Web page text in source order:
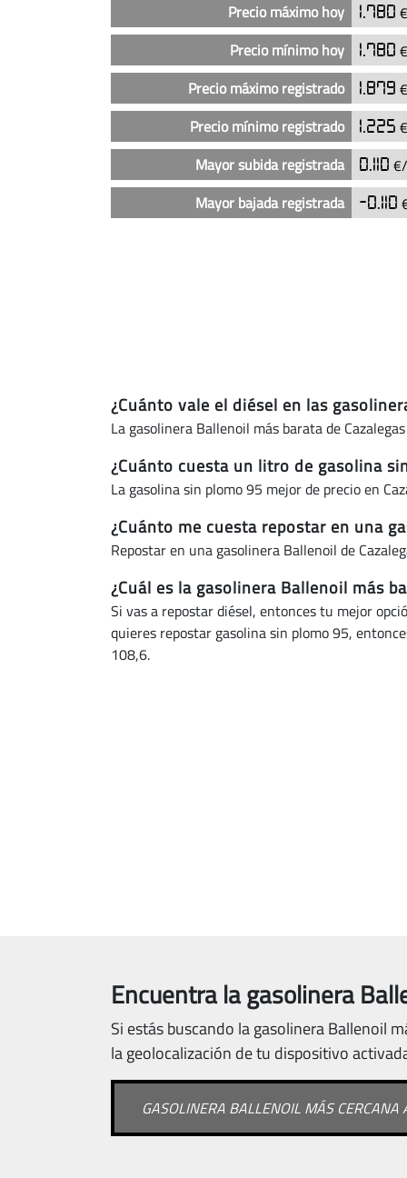
del
en
gasolineras
Cazalegas
hoy)
Precio máximo hoy
1.780
Precio mínimo hoy
1.780
Precio máximo registrado
1.879
Precio mínimo registrado 1.225
Mayor subida registrada 0.110
Mayor bajada registrada -0.110
¿Cuánto vale el diésel en las
La gasolinera Ballenoil más barata de
¿Cuánto cuesta un litro de gasolina
La gasolina sin plomo 95 mejor de precio en
¿Cuánto me cuesta repostar en una
Repostar en una gasolinera Ballenoil de
¿Cuál es la gasolinera Ballenoil más
Si vas a repostar diésel, entonces tu mejor
quieres repostar gasolina sin plomo 95,
108,6.
Encuentra la gasolinera
Si estás buscando la gasolinera Ballenoil
la geolocalización de tu dispositivo
GASOLINERA BALLENOIL MÁS CERCANA